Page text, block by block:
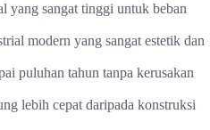
yang sangat tinggi untuk beban
modern yang sangat estetik dan
puluhan tahun tanpa kerusakan
lebih cepat daripada konstruksi